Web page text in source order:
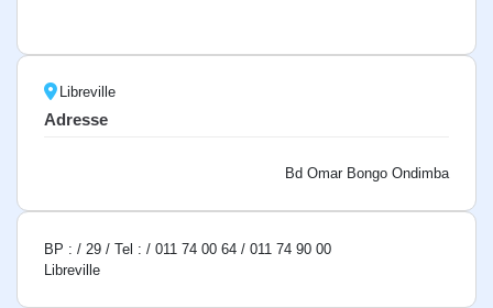
Libreville
Adresse
Bd Omar Bongo Ondimba
BP : / 29 / Tel : / 011 74 00 64 / 011 74 90 00
Libreville